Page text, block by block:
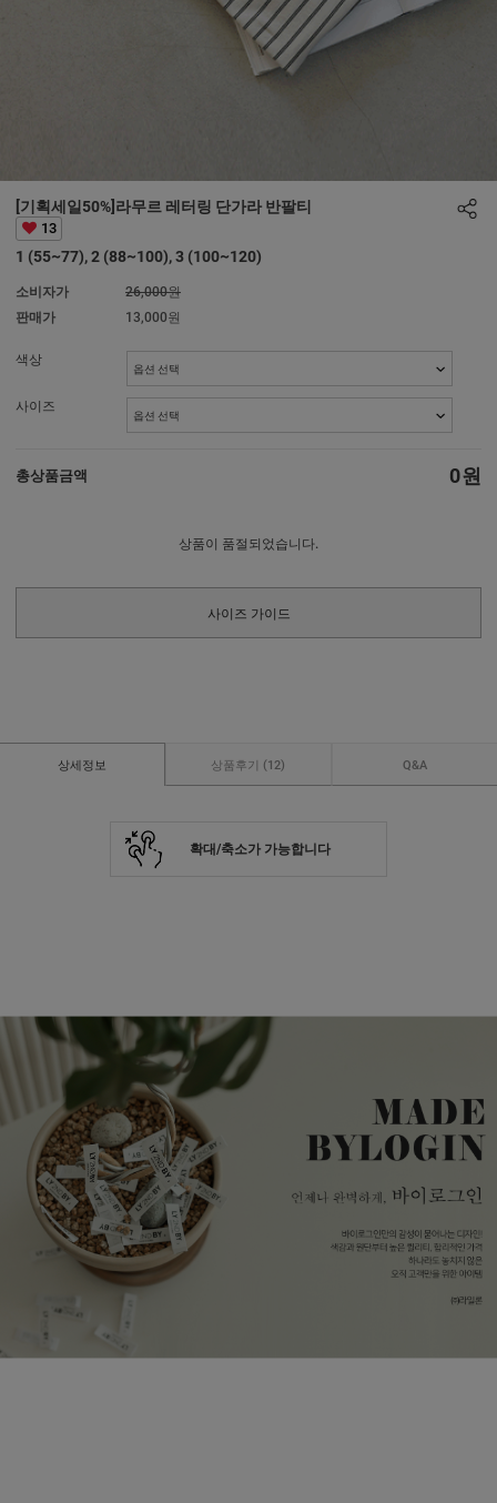
[기획세일50%]라무르 레터링 단가라 반팔티
13
1 (55~77), 2 (88~100), 3 (100~120)
소비자가
26,000원
판매가
13,000원
색상
사이즈
총상품금액 0원
상품이 품절되었습니다.
사이즈 가이드
상세정보 상품후기 (12) Q&A
확대/축소가 가능합니다